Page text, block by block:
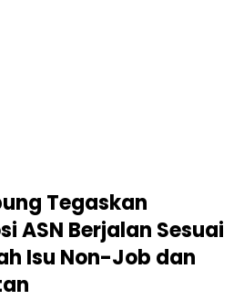
Tegaskan
ASN Berjalan Sesuai
Isu Non-Job dan